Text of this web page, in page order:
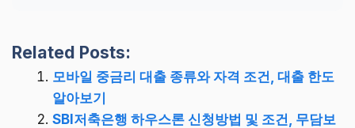
Related Posts:
모바일 중금리 대출 종류와 자격 조건, 대출 한도
알아보기
SBI저축은행 하우스론 신청방법 및 조건, 무담보